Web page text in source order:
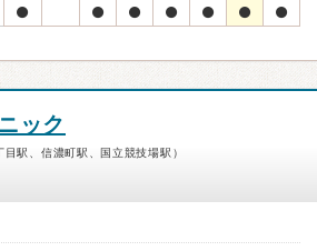
ック
駅、信濃町駅、国立競技場駅）